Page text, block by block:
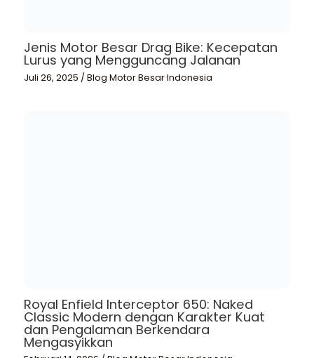
Jenis Motor Besar Drag Bike: Kecepatan
Lurus yang Mengguncang Jalanan
Juli 26, 2025 /Blog Motor Besar Indonesia
Royal Enfield Interceptor 650: Naked
Classic Modern dengan Karakter Kuat
dan Pengalaman Berkendara
Mengasyikkan